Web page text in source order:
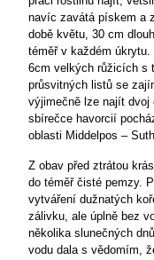
navíc zavátá pískem a
době květu, 30 cm
téměř v každém
6cm velkých růžicích s
průsvitných listů se
výjimečně lze najít
sbírečce havorcií
oblasti Middelpos –
Z obav před ztrátou
do téměř čisté pemzy.
vytváření dužnatých
zálivku, ale úplně bez
několika slunečných
vodu dala s vědomím,